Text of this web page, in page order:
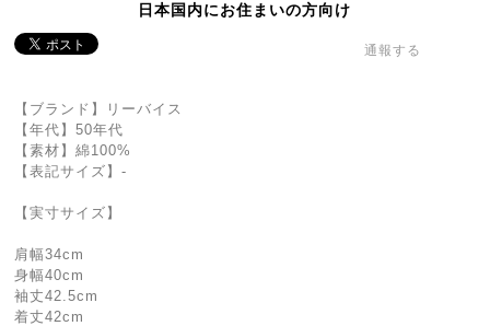
日本国内にお住まいの方向け
通報する
【ブランド】リーバイス
【年代】50年代
【素材】綿100%
【表記サイズ】-
【実寸サイズ】
肩幅34cm
身幅40cm
袖丈42.5cm
着丈42cm